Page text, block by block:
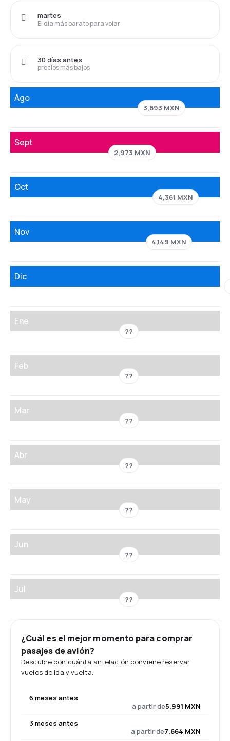
El día más barato para volar
martes
precios más bajos
30 días antes
Ago
3,893 MXN
Sept
2,973 MXN
Oct
4,361 MXN
Nov
4,149 MXN
Dic
Ene
??
Feb
??
Mar
??
Abr
??
May
??
Jun
??
Jul
??
¿Cuál es el mejor momento para comprar
pasajes de avión?
Descubre con cuánta antelación conviene reservar
vuelos de ida y vuelta.
6 meses antes
a partir de5,991 MXN
3 meses antes
a partir de7,664 MXN